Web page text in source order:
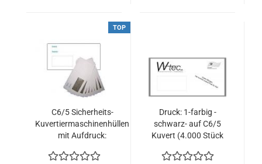
TOP
C6/5 Sicherheits-
Kuvertiermaschinenhüllen
mit Aufdruck:
Fenster
Druck: 1-farbig -
schwarz- auf C6/5
Kuvert (4.000 Stück